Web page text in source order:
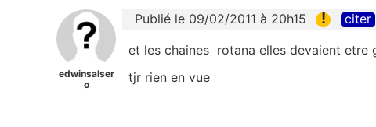
edwinsalser
o
Publié le 09/02/2011 à 20h15 ! citer
et les chaines rotana elles devaient etre
tjr rien en vue